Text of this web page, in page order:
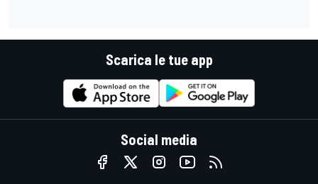
Scarica le tue app
Social media